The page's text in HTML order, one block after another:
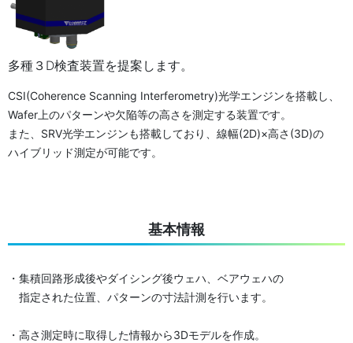
多種３D検査装置を提案します。
CSI(Coherence Scanning Interferometry)光学エンジンを搭載し、
Wafer上のパターンや欠陥等の高さを測定する装置です。
また、SRV光学エンジンも搭載しており、線幅(2D)×高さ(3D)の
ハイブリッド測定が可能です。
基本情報
・集積回路形成後やダイシング後ウェハ、ベアウェハの
指定された位置、パターンの寸法計測を行います。
・高さ測定時に取得した情報から3Dモデルを作成。